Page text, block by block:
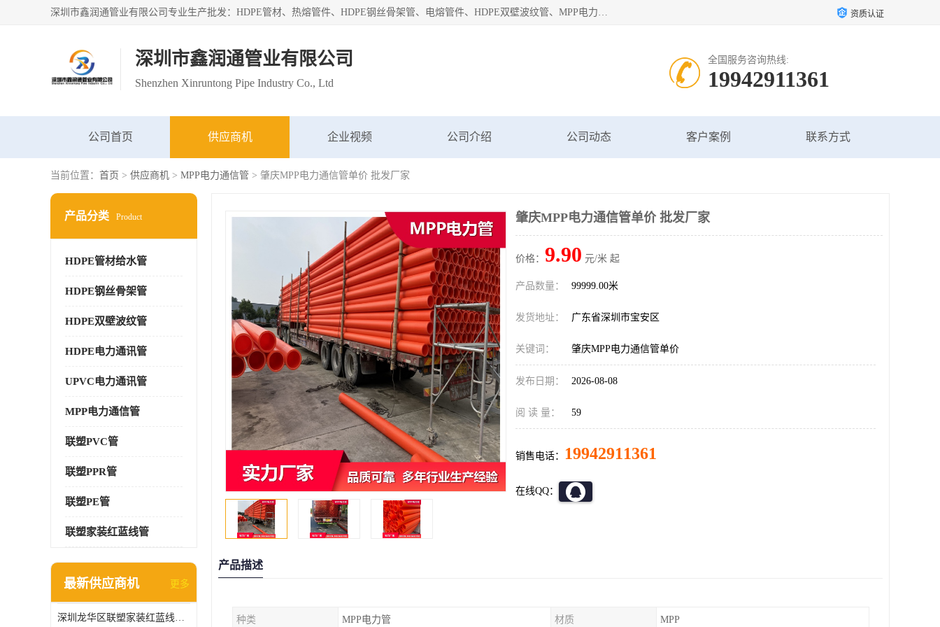
深圳市鑫润通管业有限公司专业生产批发：HDPE管材、热熔管件、HDPE钢丝骨架管、电熔管件、HDPE双壁波纹管、MPP电力管、井盖、PVC管材管件、PPR管材管件等；公司自创建以来，始终秉承“团结、务实、创新、守信”的服务宗旨，凭借专业的服务以及多年的勤奋拼搏，发展成为一家专业销售各种管材管件，绝缘电工套管及配件等系列产品的贸易公司。 资质认证
深圳市鑫润通管业有限公司
Shenzhen Xinruntong Pipe Industry Co., Ltd
全国服务咨询热线:
19942911361
公司首页 供应商机 企业视频 公司介绍 公司动态 客户案例 联系方式
当前位置： 首页 > 供应商机 > MPP电力通信管 > 肇庆MPP电力通信管单价 批发厂家
产品分类 Product
HDPE管材给水管
HDPE钢丝骨架管
HDPE双壁波纹管
HDPE电力通讯管
UPVC电力通讯管
MPP电力通信管
联塑PVC管
联塑PPR管
联塑PE管
联塑家装红蓝线管
最新供应商机 更多
深圳龙华区联塑家装红蓝线管报价单
肇庆MPP电力通信管单价 批发厂家
价格： 9.90 元/米 起
产品数量： 99999.00米
发货地址： 广东省深圳市宝安区
关键词： 肇庆MPP电力通信管单价
发布日期： 2026-08-08
阅 读 量： 59
销售电话： 19942911361
在线QQ：
产品描述
种类 MPP电力管 材质 MPP